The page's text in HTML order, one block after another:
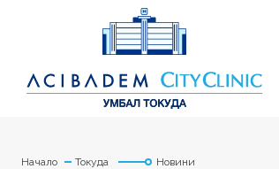
Начало Токуда Новини